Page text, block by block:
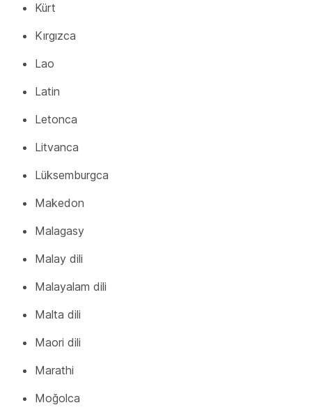
Kürt
Kırgızca
Lao
Latin
Letonca
Litvanca
Lüksemburgca
Makedon
Malagasy
Malay dili
Malayalam dili
Malta dili
Maori dili
Marathi
Moğolca